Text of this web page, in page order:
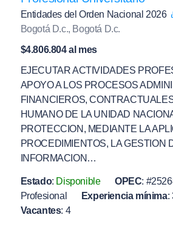
Entidades del Orden Nacional 2026
Bogotá D.c., Bogotá D.c.
$4.806.804 al mes
EJECUTAR ACTIVIDADES
APOYO A LOS PROCESOS
FINANCIEROS,
HUMANO DE LA UNIDAD
PROTECCION, MEDIANTE LA
PROCEDIMIENTOS, LA GESTION
INFORMACION…
Estado: Disponible OPEC:
Profesional
Experiencia mínima:
Vacantes: 4